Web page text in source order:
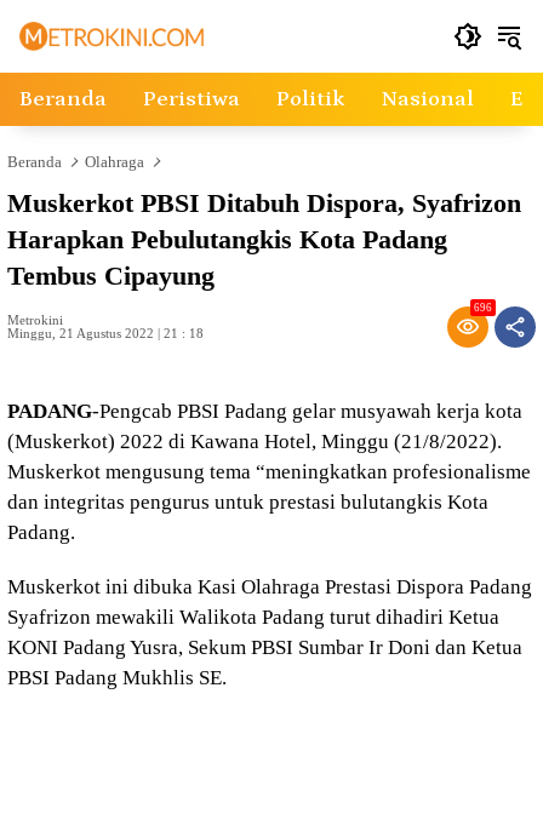
Beranda Peristiwa Politik Nasional
Beranda Olahraga
Muskerkot PBSI Ditabuh Dispora, Syafrizon
Harapkan Pebulutangkis Kota Padang
Tembus Cipayung
Metrokini
Minggu, 21 Agustus 2022 | 21 : 18
696
PADANG-Pengcab PBSI Padang gelar musyawah kerja kota
(Muskerkot) 2022 di Kawana Hotel, Minggu (21/8/2022).
Muskerkot mengusung tema “meningkatkan profesionalisme
dan integritas pengurus untuk prestasi bulutangkis Kota
Padang.
Muskerkot ini dibuka Kasi Olahraga Prestasi Dispora Padang
Syafrizon mewakili Walikota Padang turut dihadiri Ketua
KONI Padang Yusra, Sekum PBSI Sumbar Ir Doni dan Ketua
PBSI Padang Mukhlis SE.